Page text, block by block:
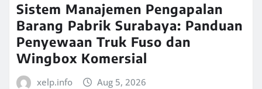
Sistem Manajemen Pengapalan
Barang Pabrik Surabaya: Panduan
Penyewaan Truk Fuso dan
Wingbox Komersial
xelp.info Aug 5, 2026